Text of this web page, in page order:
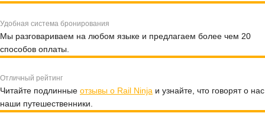
Удобная система бронирования
Мы разговариваем на любом языке и предлагаем более чем 20
способов оплаты.
Отличный рейтинг
Читайте подлинные отзывы о Rail Ninja и узнайте, что говорят о нас
наши путешественники.